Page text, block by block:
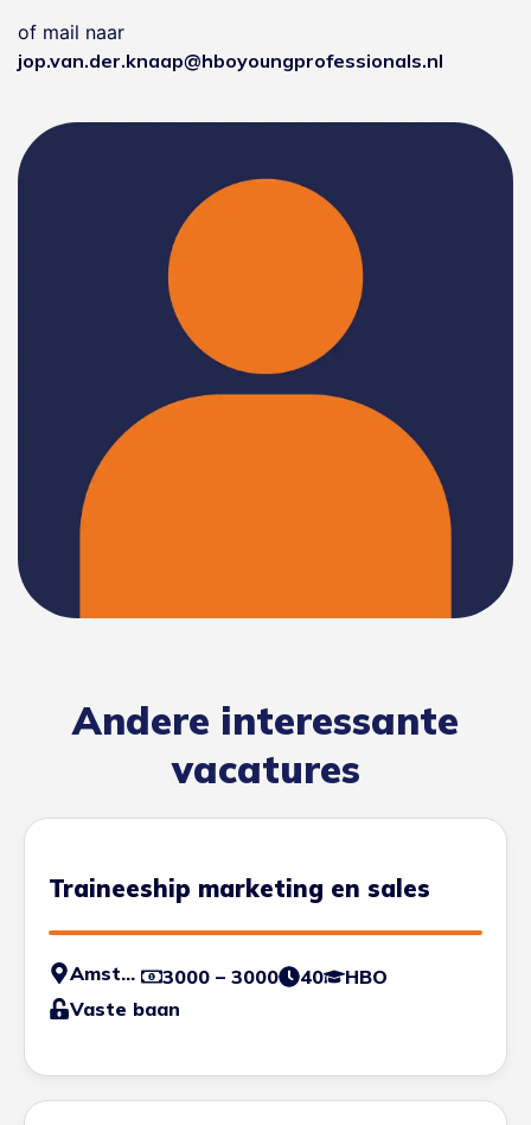
of mail naar
jop.van.der.knaap@hboyoungprofessionals.nl
Andere interessante
vacatures
Traineeship marketing en sales
Amsterdam 3000 – 3000 40
HBO
Vaste baan